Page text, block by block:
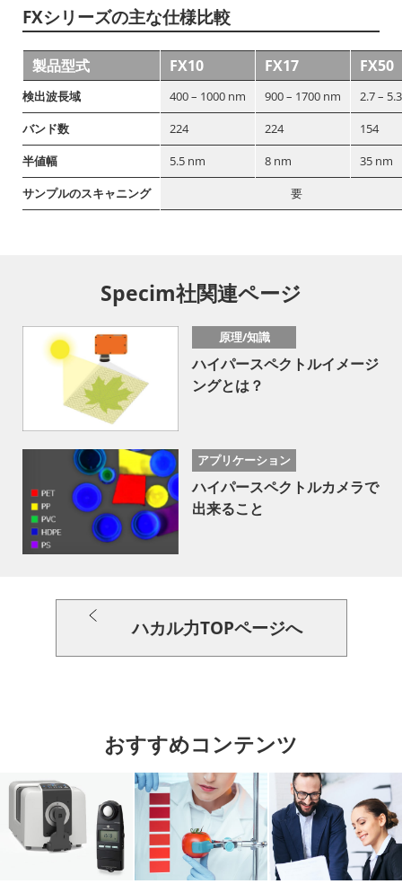
FXシリーズの主な仕様比較
製品型式 FX10 FX17 FX50
検出波長域 400 – 1000 nm 900 – 1700 nm
2.7 –
バンド数
224 224
154
半値幅
5.5 nm 8 nm
35 nm
サンプルのスキャニング
要
Specim社関連ページ
原理/知識
ハイパースペクトルイメージ
ングとは？
アプリケーション
ハイパースペクトルカメラで
出来ること
ハカル力TOPページへ
おすすめコンテンツ